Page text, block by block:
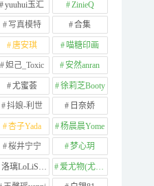
yuuhui玉汇 ZinieQ
写真模特 合集
唐安琪 喵糖印画
妲己_Toxic 安然anran
尤蜜荟 徐莉芝Booty
抖娘-利世 日奈娇
杏子Yada 杨晨晨Yome
桜井宁宁 梦心玥
洛璃LoLiSAMA 爱尤物(尤果网)